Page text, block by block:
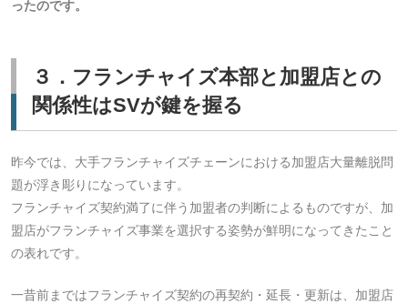
ったのです。
３．フランチャイズ本部と加盟店との
関係性はSVが鍵を握る
昨今では、大手フランチャイズチェーンにおける加盟店大量離脱問
題が浮き彫りになっています。
フランチャイズ契約満了に伴う加盟者の判断によるものですが、加
盟店がフランチャイズ事業を選択する姿勢が鮮明になってきたこと
の表れです。
一昔前まではフランチャイズ契約の再契約・延長・更新は、加盟店